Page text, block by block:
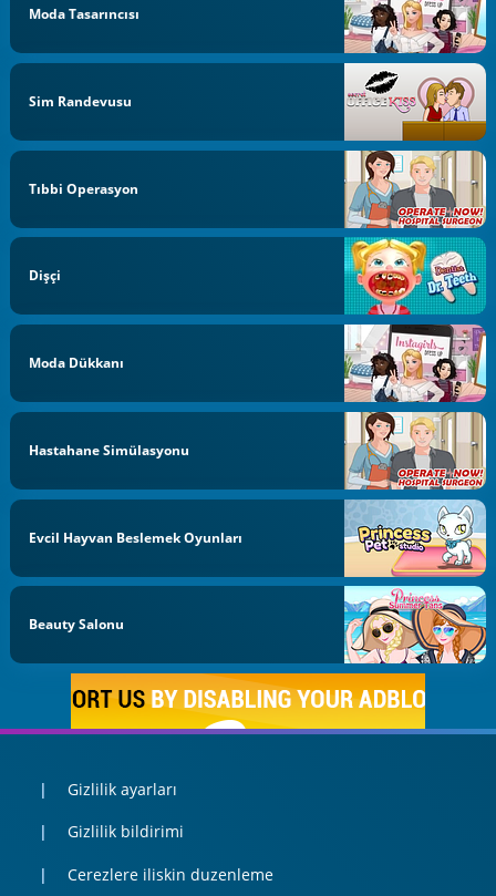
Moda Tasarıncısı
Sim Randevusu
Tıbbi Operasyon
Dişçi
Moda Dükkanı
Hastahane Simülasyonu
Evcil Hayvan Beslemek Oyunları
Beauty Salonu
Gizlilik ayarları
Gizlilik bildirimi
Cerezlere iliskin duzenleme